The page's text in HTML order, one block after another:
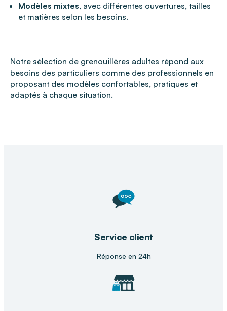
Modèles mixtes, avec différentes ouvertures, tailles
et matières selon les besoins.
Notre sélection de grenouillères adultes répond aux
besoins des particuliers comme des professionnels en
proposant des modèles confortables, pratiques et
adaptés à chaque situation.
Service client
Réponse en 24h